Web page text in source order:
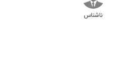
ناشناس